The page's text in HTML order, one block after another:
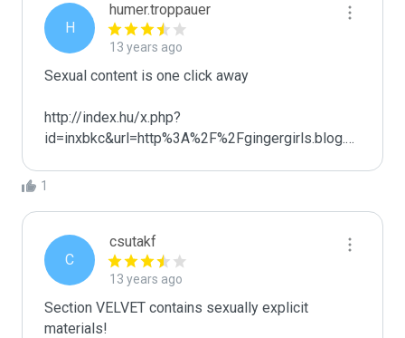
H
humer.troppauer
13 years ago
Sexual content is one click away
http://index.hu/x.php?
id=inxbkc&url=http%3A%2F%2Fgingergirls.blog.hu%2F2012%2F11%2F07%2Fnalla
1
C
csutakf
13 years ago
Section VELVET contains sexually explicit
materials!